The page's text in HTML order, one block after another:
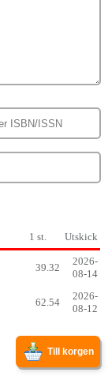
1 st. Utskick
39.32
2026-
08-14
62.54
2026-
08-12
Till korgen